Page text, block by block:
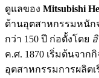
ดูแลของ Mitsubishi
ด้านอุตสาหกรรมหนัก
กว่า 150 ปี ก่อตั้งโดย
ค.ศ. 1870 เริ่มต้นจา
อุตสาหกรรมการผลิต